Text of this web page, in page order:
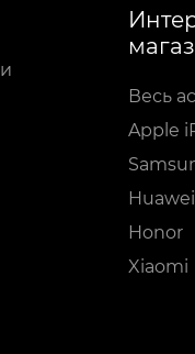
Весь
Apple
Huawei
Honor
Xiaomi